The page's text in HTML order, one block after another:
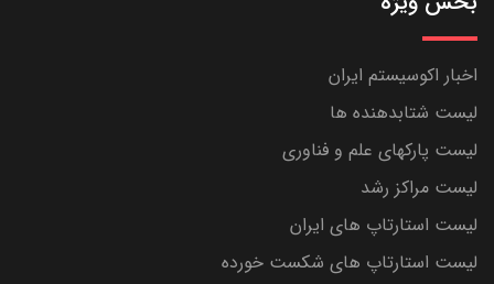
اخبار اکوسیستم ایران
لیست شتابدهنده ها
لیست پارکهای علم و فناوری
لیست مراکز رشد
لیست استارتاپ های ایران
لیست استارتاپ های شکست خورده